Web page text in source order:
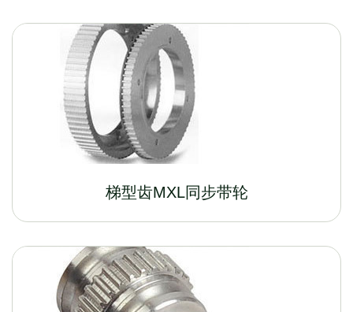
梯型齿MXL同步带轮